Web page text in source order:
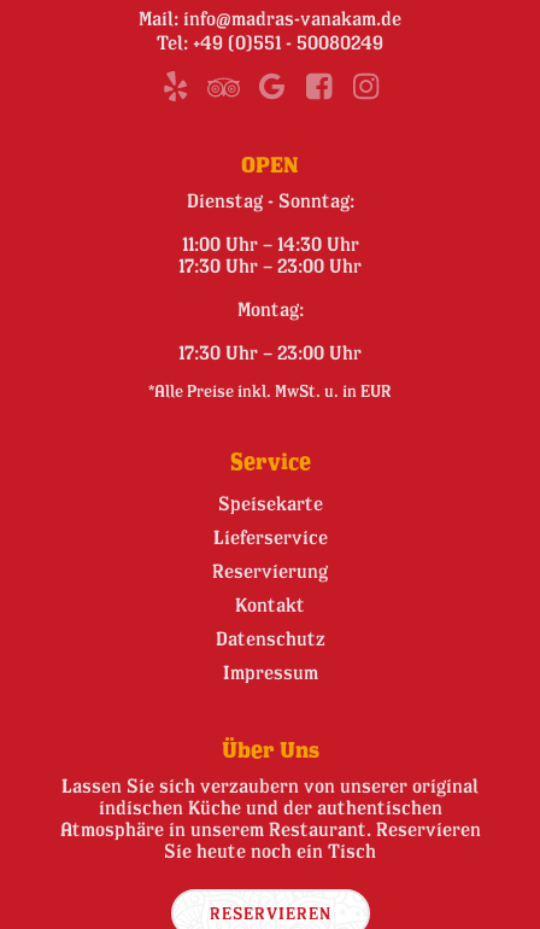
Mail: info@madras-vanakam.de
Tel: +49 (0)551 - 50080249
OPEN
Dienstag - Sonntag:
11:00 Uhr – 14:30 Uhr
17:30 Uhr – 23:00 Uhr
Montag:
17:30 Uhr – 23:00 Uhr
*Alle Preise inkl. MwSt. u. in EUR
Service
Speisekarte
Lieferservice
Reservierung
Kontakt
Datenschutz
Impressum
Über Uns
Lassen Sie sich verzaubern von unserer original
indischen Küche und der authentischen
Atmosphäre in unserem Restaurant. Reservieren
Sie heute noch ein Tisch
RESERVIEREN